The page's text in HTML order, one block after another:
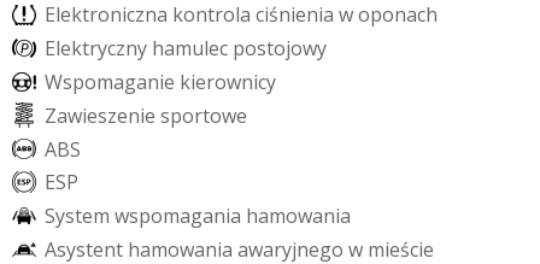
Elektroniczna kontrola ciśnienia woponach
Elektryczny hamulec postojowy
Wspomaganie kierownicy
Zawieszenie sportowe
ABS
ESP
System wspomagania hamowania
Asystent hamowania awaryjnego w mieście